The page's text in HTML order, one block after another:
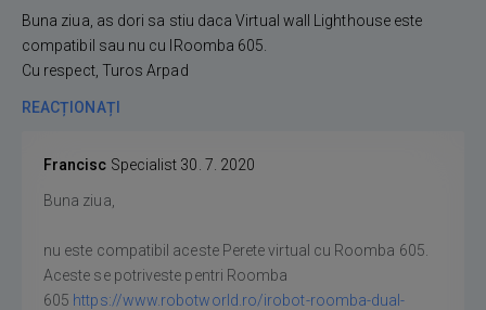
Buna ziua, as dori sa stiu daca Virtual wall Lighthouse este
compatibil sau nu cu IRoomba 605.
Cu respect, Turos Arpad
REACȚIONAȚI
Francisc Specialist 30. 7. 2020
Buna ziua,
nu este compatibil aceste Perete virtual cu Roomba 605.
Aceste se potriveste pentri Roomba
605 https://www.robotworld.ro/irobot-roomba-dual-